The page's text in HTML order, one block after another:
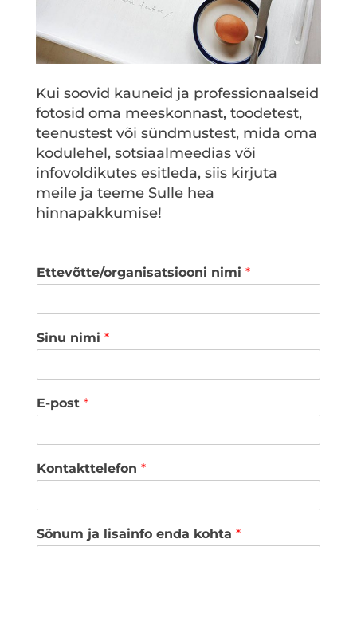
Kui soovid kauneid ja professionaalseid
fotosid oma meeskonnast, toodetest,
teenustest või sündmustest, mida oma
kodulehel, sotsiaalmeedias või
infovoldikutes esitleda, siis kirjuta
meile ja teeme Sulle hea
hinnapakkumise!
Ettevõtte/organisatsiooni nimi *
Sinu nimi *
E-post *
Kontakttelefon *
Sõnum ja lisainfo enda kohta *